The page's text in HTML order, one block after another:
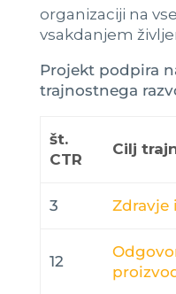
organizaciji na
vsakdanjem
Projekt podpira
trajnostnega
št.
CTR
Cilj
3 Zdravje
12